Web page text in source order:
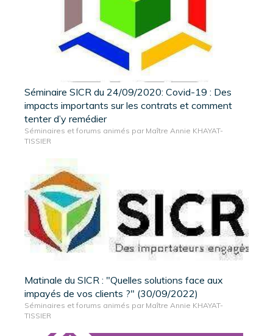
Séminaire SICR du 24/09/2020: Covid-19 : Des
impacts importants sur les contrats et comment
tenter d’y remédier
Séminaires et forums animés par Maître Annie KHAYAT-
TISSIER
Matinale du SICR : "Quelles solutions face aux
impayés de vos clients ?" (30/09/2022)
Séminaires et forums animés par Maître Annie KHAYAT-
TISSIER